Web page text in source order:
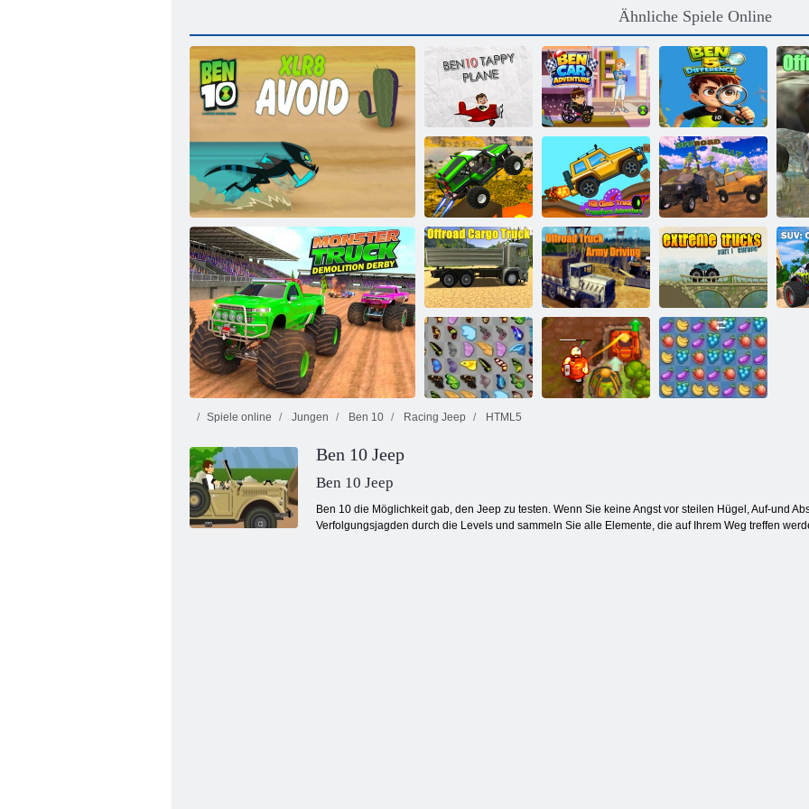
Ähnliche Spiele Online
Ben 10 Xlr8 vermeiden
Ben 10 tappy
Flugzeug
Ben-Auto-
Abenteuer
Ben 5
Unterschied
Monster-Jeep-
Stunts
Hill Climb:
LKW -
Transformation
Adventure
Offroad-Rallye
Offroad-
Lastwagen 2024
Offroad-Truck-
Armeefahren
Extreme Trucks
Teil 1 Europa
Spiele online Jungen Ben 10 Racing Jeep HTML5
Ben 10 Jeep
Ben 10 Jeep
Ben 10 die Möglichkeit gab, den Jeep zu testen. Wenn Sie keine Angst vor steilen Hügel, Auf-und
Verfolgungsjagden durch die Levels und sammeln Sie alle Elemente, die auf Ihrem Weg treffen